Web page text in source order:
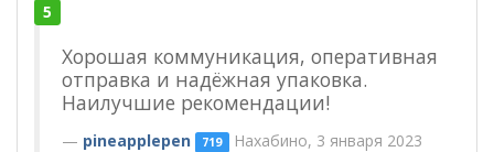
5
Хорошая коммуникация, оперативная
отправка и надёжная упаковка.
Наилучшие рекомендации!
pineapplepen 719 Нахабино, 3 января 2023